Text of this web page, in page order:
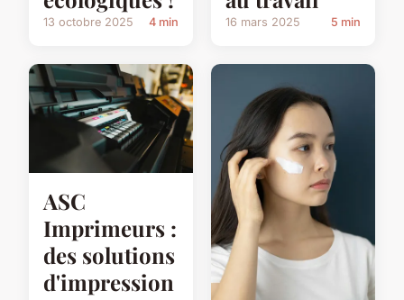
13 octobre 2025 4 min 16 mars 2025 5 min
ASC
Imprimeurs :
des solutions
d'impression